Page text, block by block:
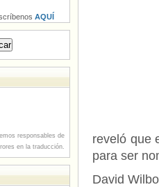
reveló que
para ser
David
AQUÍ
responsables de
en la traducción.